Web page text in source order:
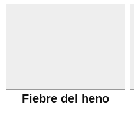
Fiebre del heno